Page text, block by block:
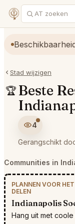
Stad wijzigen
🏆 Beste
4
Gerangschikt
Communities in
PLANNEN VOOR
DELEN
Indianapolis
Hang uit met